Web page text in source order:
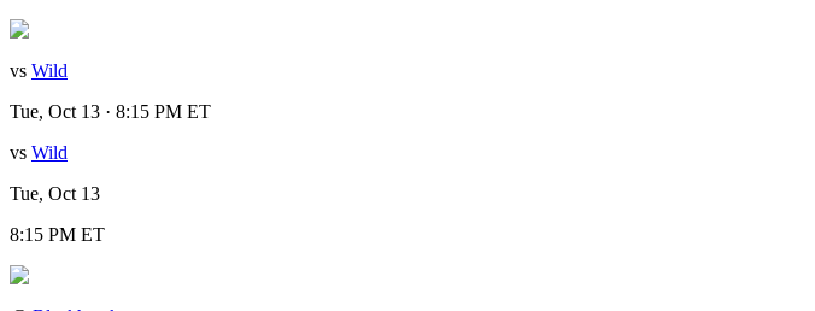
vs Wild
Tue, Oct 13 · 8:15 PM ET
vs Wild
Tue, Oct 13
8:15 PM ET